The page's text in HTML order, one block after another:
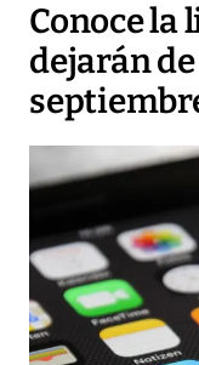
Conoce la
dejarán